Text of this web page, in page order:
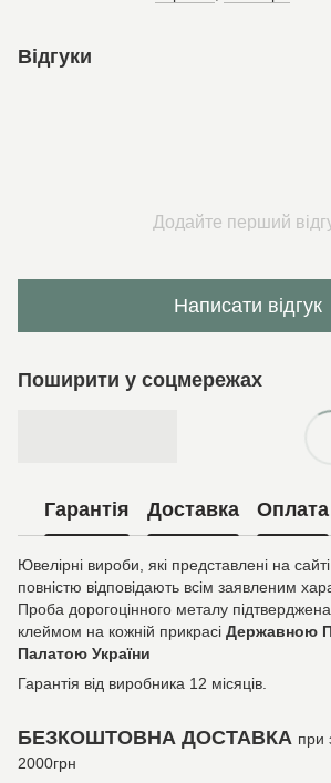
Відгуки
Додайте перший
Написати відгук
Поширити у соцмережах
Гарантія Доставка Оплата
Ювелірні вироби, які представлені на сайті
повністю відповідають всім заявленим
Проба дорогоцінного металу
клеймом на кожній прикрасі Державною
Палатою України
Гарантія від виробника 12 місяців.
БЕЗКОШТОВНА ДОСТАВКА при
2000грн